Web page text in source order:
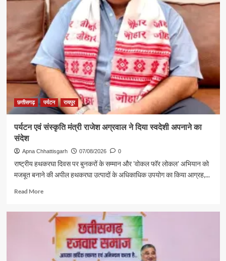
में
छत्तीसगढ़
पर्यटन
की
दमदार
दस्तक
छत्तीसगढ़ पर्यटन रायपुर
पर्यटन एवं संस्कृति मंत्री राजेश अग्रवाल ने दिया स्वदेशी अपनाने का
संदेश
Apna Chhattisgarh 07/08/2026 0
राष्ट्रीय हथकरघा दिवस पर बुनकरों के सम्मान और 'वोकल फॉर लोकल' अभियान को
मजबूत बनाने की अपील हथकरघा उत्पादों के अधिकाधिक उपयोग का किया आग्रह,...
Read MoreRead
पर्यटन
संस्कृति
राजेश